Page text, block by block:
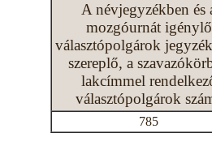
A névjegyzékben és
mozgóurnát igénylő
választópolgárok
szereplő, a
lakcímmel
választópolgárok
785